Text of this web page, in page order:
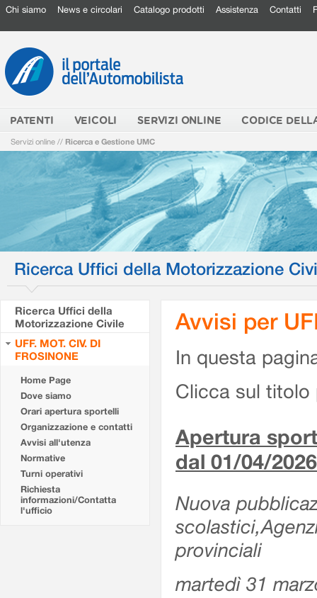
Chi siamo News e circolari Catalogo prodotti Assistenza Contatti
PATENTI VEICOLI SERVIZI ONLINE CODICE
Servizi online // Ricerca e Gestione UMC
Ricerca Uffici della Motorizzazione
Ricerca Uffici della
Motorizzazione Civile
UFF. MOT. CIV. DI
FROSINONE
Home Page
Dove siamo
Orari apertura sportelli
Organizzazione e contatti
Avvisi all'utenza
Normative
Turni operativi
Richiesta
informazioni/Contatta
l'ufficio
Avvisi per
In questa
Clicca sul titolo
Apertura
dal 01/04/2026
Nuova
provinciali
martedì 31